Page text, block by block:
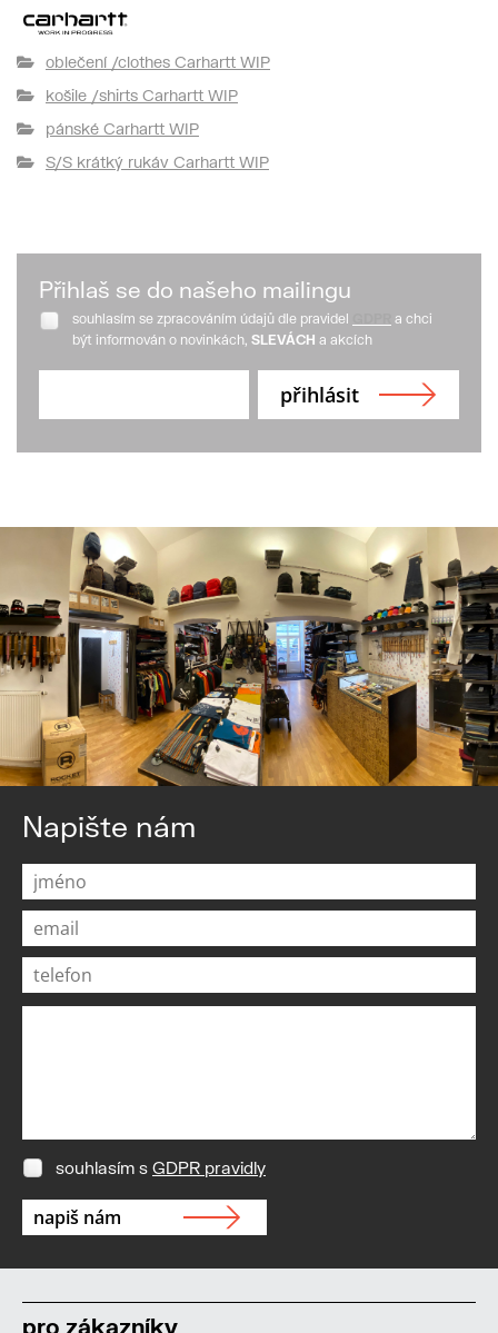
oblečení /clothes Carhartt WIP
košile /shirts Carhartt WIP
pánské Carhartt WIP
S/S krátký rukáv Carhartt WIP
Přihlaš se do našeho mailingu
souhlasím se zpracováním údajů dle pravidel
a chci
být informován o novinkách, SLEVÁCH a akcích
Napište nám
souhlasím s GDPR pravidly
pro zákazníky